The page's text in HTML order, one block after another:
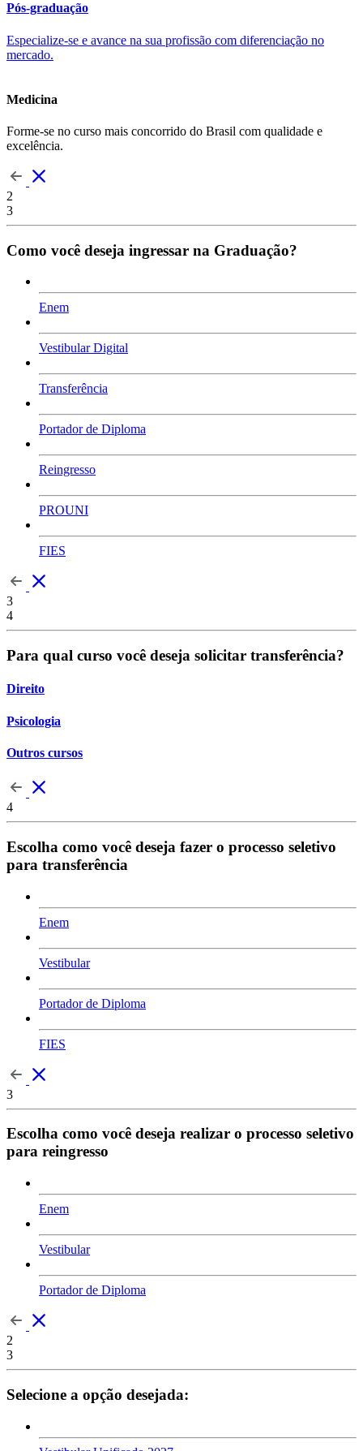
Pós-graduação
Especialize-se e avance na sua profissão com diferenciação no
mercado.
Medicina
Forme-se no curso mais concorrido do Brasil com qualidade e
excelência.
2
3
Como você deseja ingressar na Graduação?
Enem
Vestibular Digital
Transferência
Portador de Diploma
Reingresso
PROUNI
FIES
3
4
Para qual curso você deseja solicitar transferência?
Direito
Psicologia
Outros cursos
4
Escolha como você deseja fazer o processo seletivo
para transferência
Enem
Vestibular
Portador de Diploma
FIES
3
Escolha como você deseja realizar o processo seletivo
para reingresso
Enem
Vestibular
Portador de Diploma
2
3
Selecione a opção desejada: